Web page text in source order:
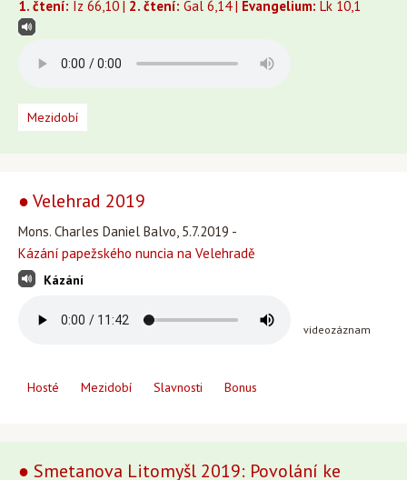
1. čtení: Iz 66,10 | 2. čtení: Gal 6,14 | Evangelium: Lk 10,1
Mezidobí
● Velehrad 2019
Mons. Charles Daniel Balvo, 5.7.2019 -
Kázání papežského nuncia na Velehradě
Kázání
videozáznam
Hosté Mezidobí Slavnosti Bonus
● Smetanova Litomyšl 2019: Povolání ke